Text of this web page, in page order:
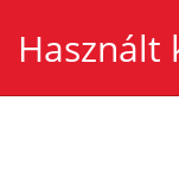
Használt